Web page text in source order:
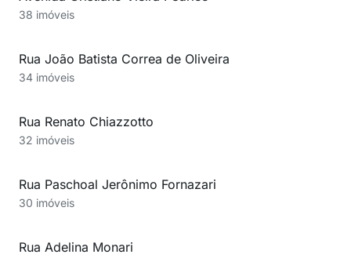
38 imóveis
Rua João Batista Correa de Oliveira
34 imóveis
Rua Renato Chiazzotto
32 imóveis
Rua Paschoal Jerônimo Fornazari
30 imóveis
Rua Adelina Monari